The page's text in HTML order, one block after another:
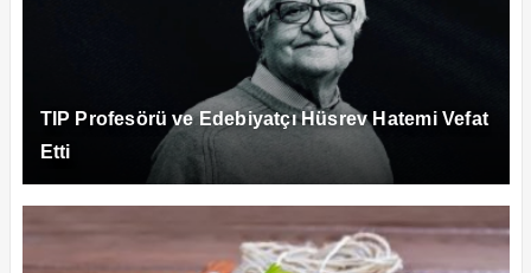
TIP Profesörü ve Edebiyatçı Hüsrev Hatemi Vefat
Etti